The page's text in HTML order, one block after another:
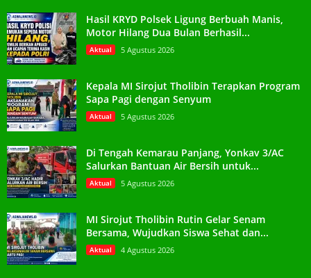
Hasil KRYD Polsek Ligung Berbuah Manis,
Motor Hilang Dua Bulan Berhasil...
Aktual 5 Agustus 2026
Kepala MI Sirojut Tholibin Terapkan Program
Sapa Pagi dengan Senyum
Aktual 5 Agustus 2026
Di Tengah Kemarau Panjang, Yonkav 3/AC
Salurkan Bantuan Air Bersih untuk...
Aktual 5 Agustus 2026
MI Sirojut Tholibin Rutin Gelar Senam
Bersama, Wujudkan Siswa Sehat dan...
Aktual 4 Agustus 2026